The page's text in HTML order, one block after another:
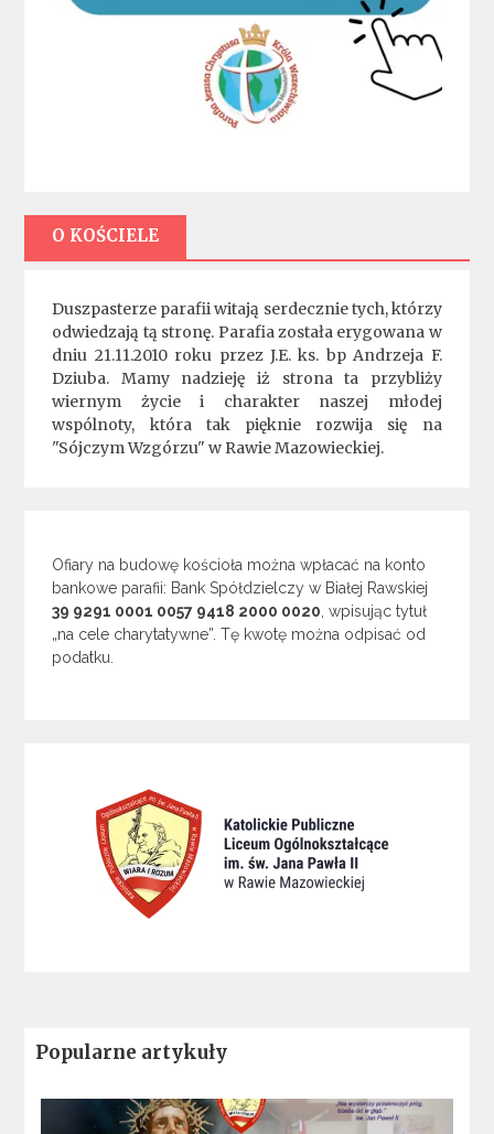
O KOŚCIELE
Duszpasterze parafii witają serdecznie tych, którzy
odwiedzają tą stronę. Parafia została erygowana w
dniu 21.11.2010 roku przez J.E. ks. bp Andrzeja F.
Dziuba. Mamy nadzieję iż strona ta przybliży
wiernym życie i charakter naszej młodej
wspólnoty, która tak pięknie rozwija się na
"Sójczym Wzgórzu" w Rawie Mazowieckiej.
Ofiary na budowę kościoła można wpłacać na konto
bankowe parafii: Bank Spółdzielczy w Białej Rawskiej
39 9291 0001 0057 9418 2000 0020 , wpisując tytuł
„na cele charytatywne”. Tę kwotę można odpisać od
podatku.
Popularne artykuły